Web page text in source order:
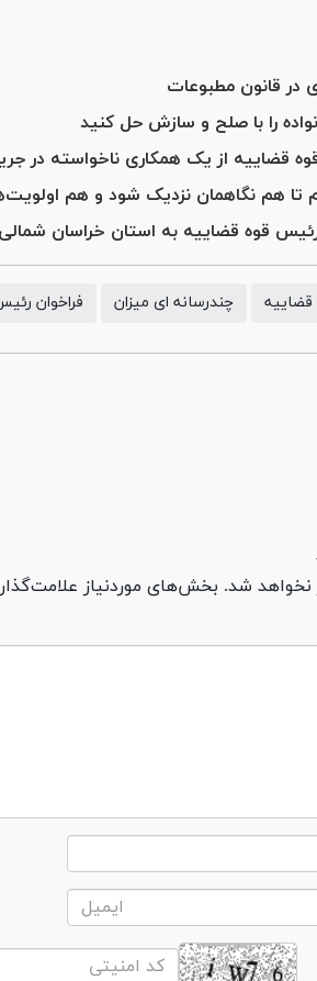
در قانون مطبوعات
را با صلح و سازش حل کنید
قضاییه از یک همکاری ناخواسته در
تا هم نگاهمان نزدیک شود و هم
قضاییه به استان خراسان شمالی «۱۴ مرداد
چندرسانه ای میزان فراخوان
نخواهد شد. بخش‌های موردنیاز